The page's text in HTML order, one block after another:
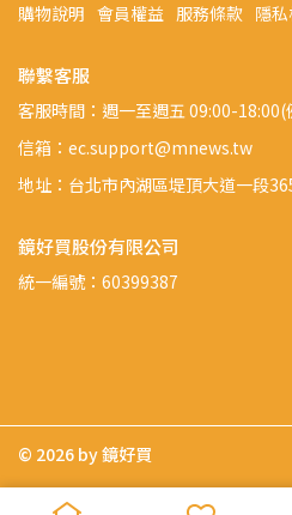
購物說明 會員權益 服務條款 隱
聯繫客服
客服時間：週一至週五 09:00-
信箱：ec.support@mnews.tw
地址：台北市內湖區堤頂大道一段
鏡好買股份有限公司
統一編號：60399387
© 2026 by 鏡好買